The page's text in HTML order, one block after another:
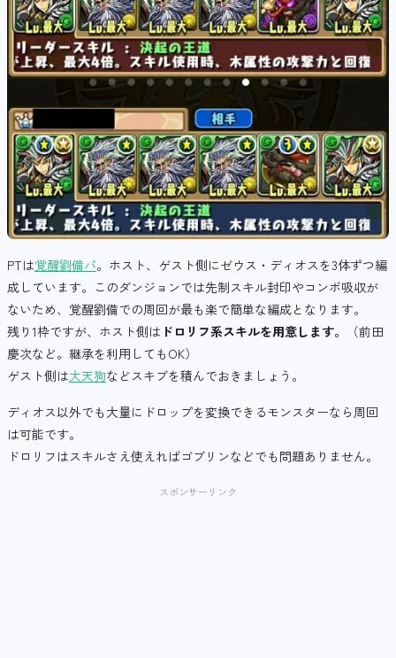
PTは覚醒劉備パ。ホスト、ゲスト側にゼウス・ディオスを3体ずつ編
成しています。このダンジョンでは先制スキル封印やコンボ吸収が
ないため、覚醒劉備での周回が最も楽で簡単な編成となります。
残り1枠ですが、ホスト側は ドロリフ系スキルを用意します。
（前田
慶次など。継承を利用してもOK）
ゲスト側は大天狗などスキブを積んでおきましょう。
ディオス以外でも大量にドロップを変換できるモンスターなら周回
は可能です。
ドロリフはスキルさえ使えればゴブリンなどでも問題ありません。
スポンサーリンク